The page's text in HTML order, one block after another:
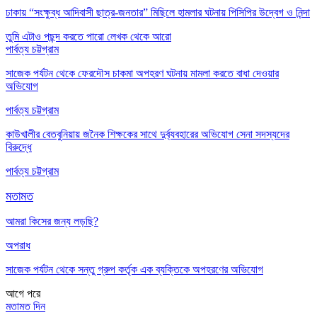
ঢাকায় “সংক্ষুব্ধ আদিবাসী ছাত্র-জনতার” মিছিলে হামলার ঘটনায় পিসিপির উদ্বেগ ও নিন্দা
তুমি এটাও পছন্দ করতে পারো লেখক থেকে আরো
পার্বত্য চট্টগ্রাম
সাজেক পর্যটন থেকে ফেরদৌস চাকমা অপহরণ ঘটনায় মামলা করতে বাধা দেওয়ার
অভিযোগ
পার্বত্য চট্টগ্রাম
কাউখালীর বেতবুনিয়ায় জনৈক শিক্ষকের সাথে দুর্ব্যবহারের অভিযোগ সেনা সদস্যদের
বিরুদ্ধে
পার্বত্য চট্টগ্রাম
মতামত
আমরা কিসের জন্য লড়ছি?
অপরাধ
সাজেক পর্যটন থেকে সন্তু গ্রুপ কর্তৃক এক ব্যক্তিকে অপহরণের অভিযোগ
আগে পরে
মতামত দিন